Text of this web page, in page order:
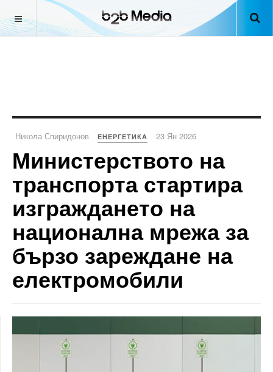
Никола Спиридонов ЕНЕРГЕТИКА 23 Ян 2026
Министерството на
транспорта стартира
изграждането на
национална мрежа за
бързо зареждане на
електромобили